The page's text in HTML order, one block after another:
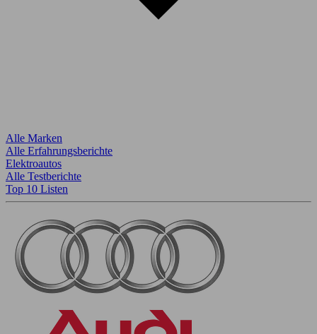
Alle Marken
Alle Erfahrungsberichte
Elektroautos
Alle Testberichte
Top 10 Listen